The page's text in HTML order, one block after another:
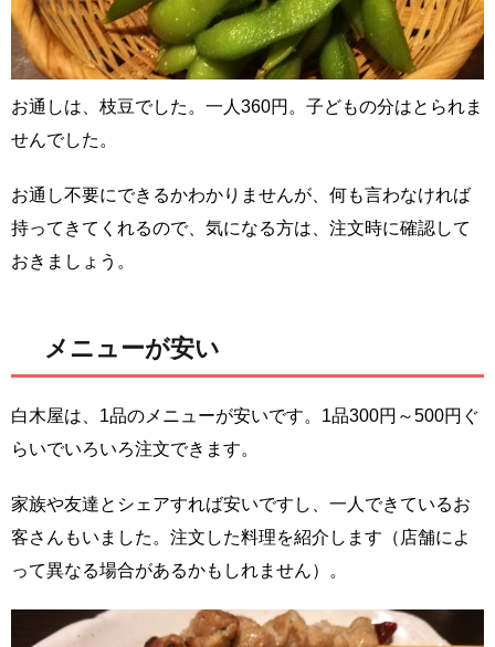
お通しは、枝豆でした。一人360円。子どもの分はとられま
せんでした。
お通し不要にできるかわかりませんが、何も言わなければ
持ってきてくれるので、気になる方は、注文時に確認して
おきましょう。
メニューが安い
白木屋は、1品のメニューが安いです。1品300円～500円ぐ
らいでいろいろ注文できます。
家族や友達とシェアすれば安いですし、一人できているお
客さんもいました。注文した料理を紹介します（店舗によ
って異なる場合があるかもしれません）。